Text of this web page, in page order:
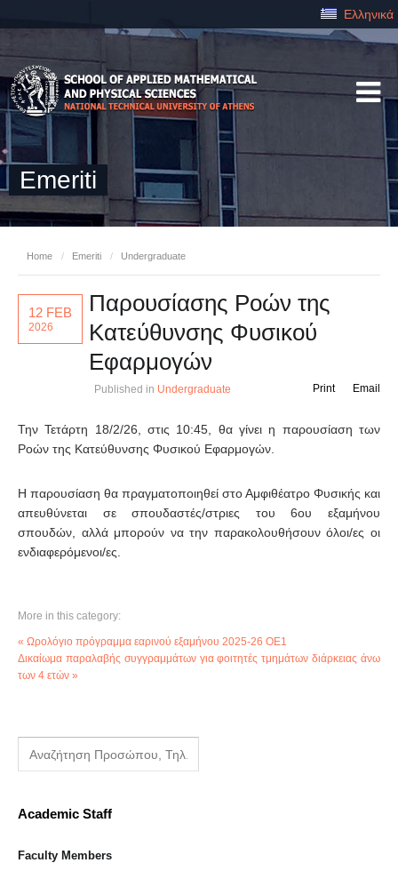
Ελληνικά
Emeriti
Home / Emeriti / Undergraduate
12 FEB
2026
Παρουσίασης Ροών της
Κατεύθυνσης Φυσικού
Εφαρμογών
Published in Undergraduate Email
Print
Την Τετάρτη 18/2/26, στις 10:45, θα γίνει η παρουσίαση των
Ροών της Κατεύθυνσης Φυσικού Εφαρμογών.
Η παρουσίαση θα πραγματοποιηθεί στο Αμφιθέατρο Φυσικής και
απευθύνεται σε σπουδαστές/στριες του 6ου εξαμήνου
σπουδών, αλλά μπορούν να την παρακολουθήσουν όλοι/ες οι
ενδιαφερόμενοι/ες.
More in this category:
« Ωρολόγιο πρόγραμμα εαρινού εξαμήνου 2025-26 ΟΕ1
Δικαίωμα παραλαβής συγγραμμάτων για φοιτητές τμημάτων διάρκειας άνω
των 4 ετών »
Academic Staff
Faculty Members